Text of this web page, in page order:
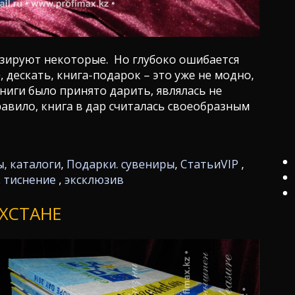
некоторые. Но глубоко ошибается
дескать, книга-подарок – это уже не модно,
было принято дарить, являлась не
книга в дар считалась своеобразным
каталоги, Подарки. сувениры, СтатьиVIP ,
тиснение , эксклюзив